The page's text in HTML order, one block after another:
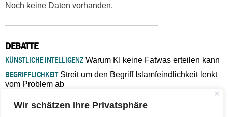
Wir schätzen Ihre Privatsphäre
Noch keine Daten vorhanden.
DEBATTE
KÜNSTLICHE INTELLIGENZ Warum KI keine Fatwas erteilen kann
BEGRIFFLICHKEITStreit um den Begriff Islamfeindlichkeit lenkt
vom Problem ab
Verantwortung bleibt“